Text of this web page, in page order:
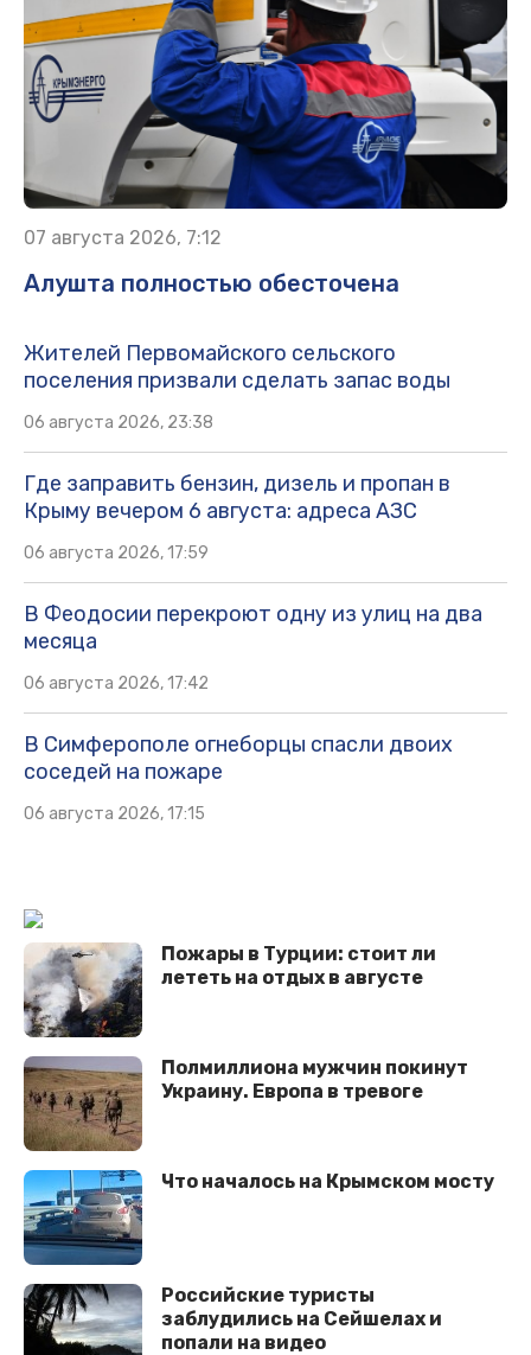
07 августа 2026, 7:12
Алушта полностью обесточена
Жителей Первомайского сельского
поселения призвали сделать запас воды
06 августа 2026, 23:38
Где заправить бензин, дизель и пропан в
Крыму вечером 6 августа: адреса АЗС
06 августа 2026, 17:59
В Феодосии перекроют одну из улиц на два
месяца
06 августа 2026, 17:42
В Симферополе огнеборцы спасли двоих
соседей на пожаре
06 августа 2026, 17:15
Пожары в Турции: стоит ли
лететь на отдых в августе
Полмиллиона мужчин покинут
Украину. Европа в тревоге
Что началось на Крымском мосту
Российские туристы
заблудились на Сейшелах и
попали на видео